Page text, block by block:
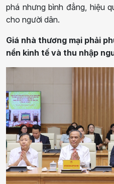
phá nhưng bình đẳng, hiệu
cho người dân.
Giá nhà thương mại phải
nền kinh tế và thu nhập